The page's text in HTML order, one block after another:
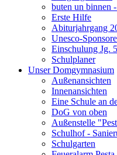
buten un binnen
Erste Hilfe
Abiturjahrgang
Unesco-
Einschulung Jg. 5
Schulplaner
Unser Domgymnasium
Außenansichten
Innenansichten
Eine Schule an
DoG von oben
Außenstelle
Schulhof -
Schulgarten